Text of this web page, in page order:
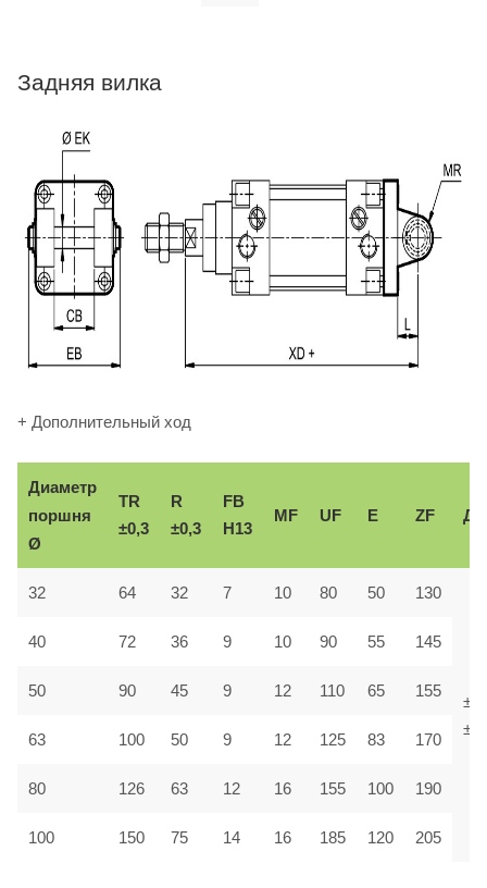
Задняя вилка
+ Дополнительный ход
Диаметр
поршня
Ø
TR
±0,3
R
±0,3
FB
H13
MF UF E ZF
32 64 32 7 10 80 50 130
40 72 36 9 10 90 55 145
50 90 45 9 12 110 65 155
63 100 50 9 12 125 83 170
80 126 63 12 16 155 100 190
100 150 75 14 16 185 120 205